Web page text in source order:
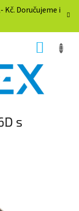
Kč. Doručujeme i
s